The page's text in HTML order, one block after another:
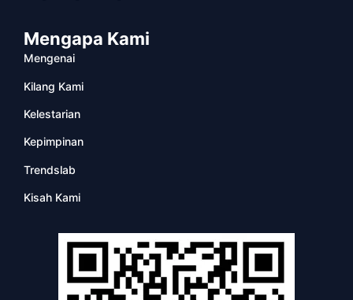
Mengapa Kami
Mengenai
Kilang Kami
Kelestarian
Kepimpinan
Trendslab
Kisah Kami